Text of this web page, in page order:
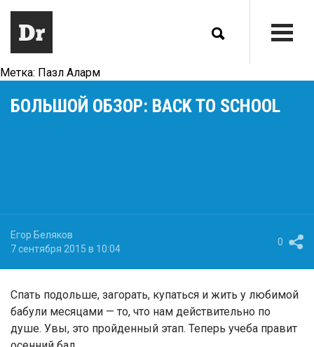
Метка: Пазл Аларм
БОЛЬШОЙ ОБЗОР: BACK TO SCHOOL
Егор Беляков
7 сентября 2015 в 10:04
0
Спать подольше, загорать, купаться и жить у любимой
бабули месяцами — то, что нам действительно по
душе. Увы, это пройденный этап. Теперь учеба правит